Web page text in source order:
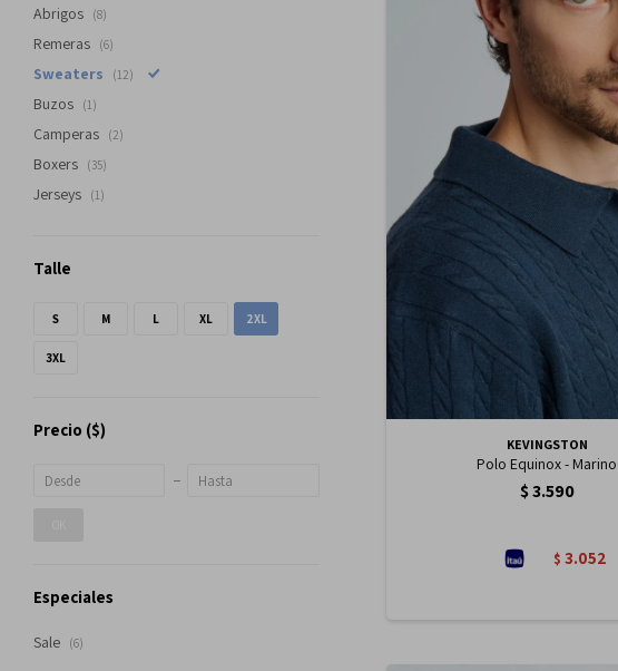
KEVINGSTON
Polo Equinox - Marino
$3.590
$ 3.052
Abrigos (8)
Remeras (6)
Sweaters (12)
Buzos (1)
Camperas (2)
Boxers (35)
Jerseys (1)
Talle
S M L XL 2XL
3XL
Precio ($)
Especiales
Sale (6)